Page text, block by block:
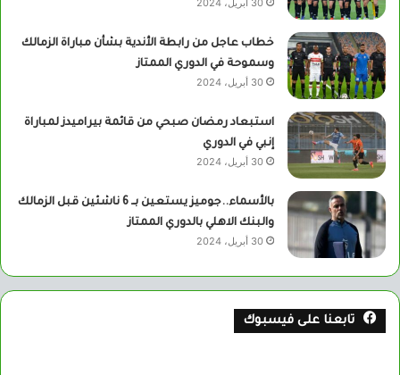
30 أبريل، 2024
خطاب عاجل من رابطة الأندية بشأن مباراة الزمالك
وسموحة في الدوري الممتاز
30 أبريل، 2024
استبعاد رمضان صبحي من قائمة بيراميدز لمباراة
إنبي في الدوري
30 أبريل، 2024
بالأسماء..جوميز يستعين بــ 6 ناشئين قبل الزمالك
والبنك الاهلي بالدوري الممتاز
30 أبريل، 2024
تابعنا على فيسبوك